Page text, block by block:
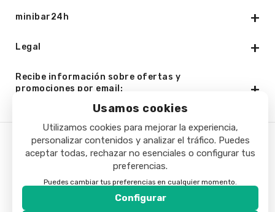
Usamos cookies
Utilizamos cookies para mejorar la experiencia,
personalizar contenidos y analizar el tráfico. Puedes
aceptar todas, rechazar no esenciales o configurar tus
preferencias.
Puedes cambiar tus preferencias en cualquier momento.
Configurar
minibar24h
Legal
Recibe información sobre ofertas y
promociones por email:
Copyright © 2025 - Minibar24h.com. Todos los derechos
reservados.